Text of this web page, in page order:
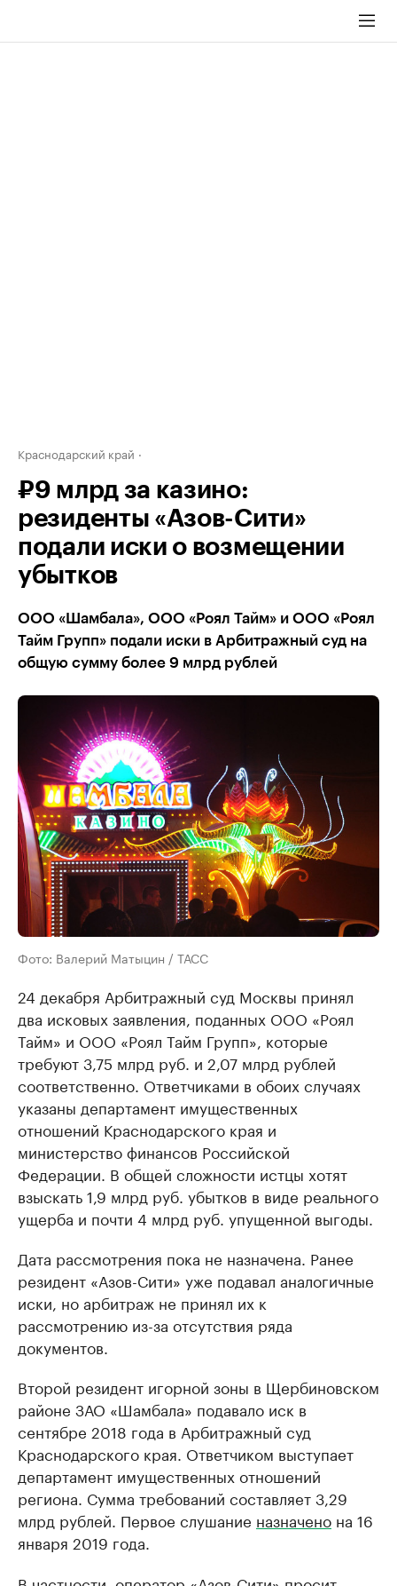
Краснодарский край
₽9 млрд за казино:
резиденты «Азов-Сити»
подали иски о возмещении
убытков
ООО «Шамбала», ООО «Роял Тайм» и ООО «Роял
Тайм Групп» подали иски в Арбитражный суд на
общую сумму более 9 млрд рублей
Фото: Валерий Матыцин / ТАСС
24 декабря Арбитражный суд Москвы принял
два исковых заявления, поданных ООО «Роял
Тайм» и ООО «Роял Тайм Групп», которые
требуют 3,75 млрд руб. и 2,07 млрд рублей
соответственно. Ответчиками в обоих случаях
указаны департамент имущественных
отношений Краснодарского края и
министерство финансов Российской
Федерации. В общей сложности истцы хотят
взыскать 1,9 млрд руб. убытков в виде реального
ущерба и почти 4 млрд руб. упущенной выгоды.
Дата рассмотрения пока не назначена. Ранее
резидент «Азов-Сити» уже подавал аналогичные
иски, но арбитраж не принял их к
рассмотрению из-за отсутствия ряда
документов.
Второй резидент игорной зоны в Щербиновском
районе ЗАО «Шамбала» подавало иск в
сентябре 2018 года в Арбитражный суд
Краснодарского края. Ответчиком выступает
департамент имущественных отношений
региона. Сумма требований составляет 3,29
млрд рублей. Первое слушание назначено на 16
января 2019 года.